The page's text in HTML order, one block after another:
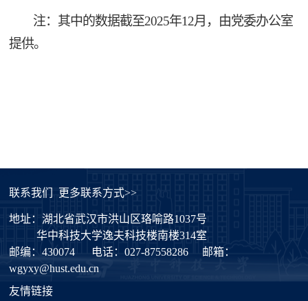
注：其中的数据截至2025年12月，由党委办公室
提供。
联系我们 更多联系方式>>
地址：湖北省武汉市洪山区珞喻路1037号
华中科技大学逸夫科技楼南楼314室
邮编：430074
电话：027-87558286
邮箱：
wgyxy@hust.edu.cn
友情链接